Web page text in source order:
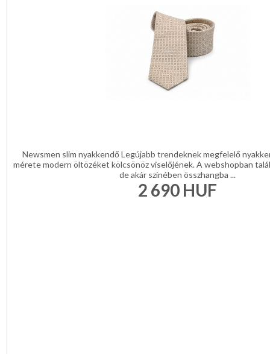
Newsmen slim nyakkendő Legújabb trendeknek megfelelő
mérete modern öltözéket kölcsönöz viselőjének. A webshopban
de akár színében összhangba ...
2 690 HUF